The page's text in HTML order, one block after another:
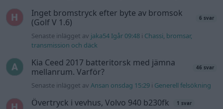
Inget bromstryck efter byte av bromsok
(Golf V 1.6)
6 svar
Senaste inlägget av jaka54 Igår 09:48 i Chassi, bromsar,
transmission och däck
Kia Ceed 2017 batteritorsk med jämna
mellanrum. Varför?
46 svar
Senaste inlägget avAnsan onsdag 15:29 i Generell felsökning
Övertryck i vevhus, Volvo 940 b230fk 1 svar